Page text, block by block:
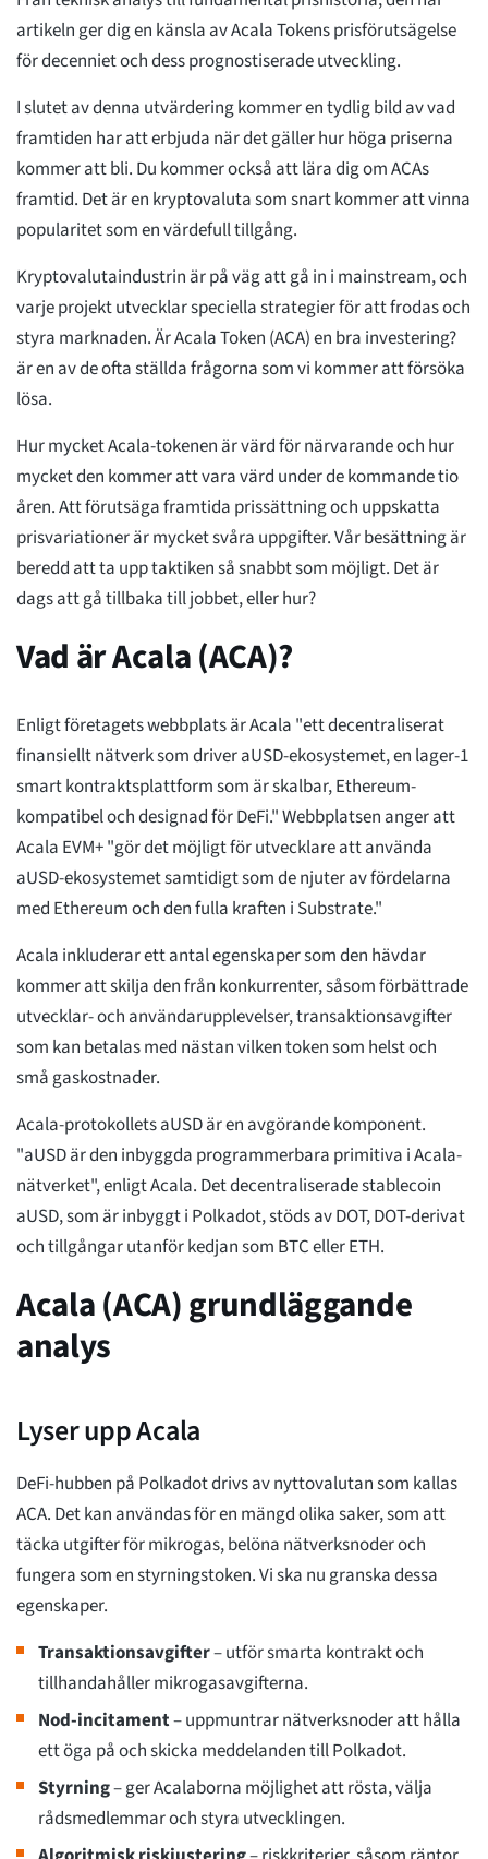
artikeln ger dig en känsla av Acala Tokens prisförutsägelse
för decenniet och dess prognostiserade utveckling.
I slutet av denna utvärdering kommer en tydlig bild av vad
framtiden har att erbjuda när det gäller hur höga priserna
kommer att bli. Du kommer också att lära dig om ACAs
framtid. Det är en kryptovaluta som snart kommer att vinna
popularitet som en värdefull tillgång.
Kryptovalutaindustrin är på väg att gå in i mainstream, och
varje projekt utvecklar speciella strategier för att frodas och
styra marknaden. Är Acala Token (ACA) en bra investering?
är en av de ofta ställda frågorna som vi kommer att försöka
lösa.
Hur mycket Acala-tokenen är värd för närvarande och hur
mycket den kommer att vara värd under de kommande tio
åren. Att förutsäga framtida prissättning och uppskatta
prisvariationer är mycket svåra uppgifter. Vår besättning är
beredd att ta upp taktiken så snabbt som möjligt. Det är
dags att gå tillbaka till jobbet, eller hur?
Vad är Acala (ACA)?
Enligt företagets webbplats är Acala "ett decentraliserat
finansiellt nätverk som driver aUSD-ekosystemet, en lager-1
smart kontraktsplattform som är skalbar, Ethereum-
kompatibel och designad för DeFi." Webbplatsen anger att
Acala EVM+ "gör det möjligt för utvecklare att använda
aUSD-ekosystemet samtidigt som de njuter av fördelarna
med Ethereum och den fulla kraften i Substrate."
Acala inkluderar ett antal egenskaper som den hävdar
kommer att skilja den från konkurrenter, såsom förbättrade
utvecklar- och användarupplevelser, transaktionsavgifter
som kan betalas med nästan vilken token som helst och
små gaskostnader.
Acala-protokollets aUSD är en avgörande komponent.
"aUSD är den inbyggda programmerbara primitiva i Acala-
nätverket", enligt Acala. Det decentraliserade stablecoin
aUSD, som är inbyggt i Polkadot, stöds av DOT, DOT-derivat
och tillgångar utanför kedjan som BTC eller ETH.
Acala (ACA) grundläggande
analys
Lyser upp Acala
DeFi-hubben på Polkadot drivs av nyttovalutan som kallas
ACA. Det kan användas för en mängd olika saker, som att
täcka utgifter för mikrogas, belöna nätverksnoder och
fungera som en styrningstoken. Vi ska nu granska dessa
egenskaper.
Transaktionsavgifter– utför smarta kontrakt och
tillhandahåller mikrogasavgifterna.
Nod-incitament– uppmuntrar nätverksnoder att hålla
ett öga på och skicka meddelanden till Polkadot.
Styrning– ger Acalaborna möjlighet att rösta, välja
rådsmedlemmar och styra utvecklingen.